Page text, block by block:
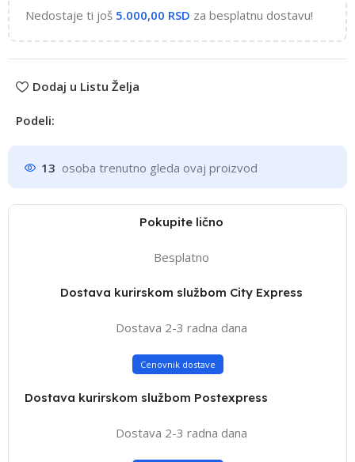
Nedostaje ti još 5.000,00 RSD za besplatnu dostavu!
Dodaj u Listu Želja
Podeli:
13 osoba trenutno gleda ovaj proizvod
Pokupite lično
Besplatno
Dostava kurirskom službom City Express
Dostava 2-3 radna dana
Cenovnik dostave
Dostava kurirskom službom Postexpress
Dostava 2-3 radna dana